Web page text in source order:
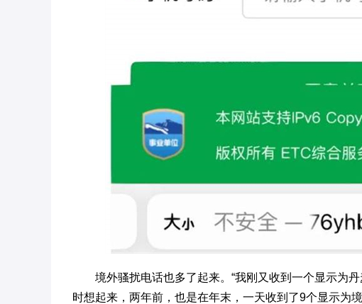
境外骚扰电话也多了起来。“我刚又收到一个显示为
时想起来，两年前，也是在年末，一天收到了9个显示为